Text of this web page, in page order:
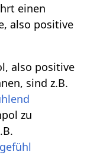
einen
also positive
also positive
sind z.B.
zu